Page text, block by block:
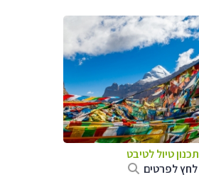
תכנון טיוללטיבט
לחץ לפרטים